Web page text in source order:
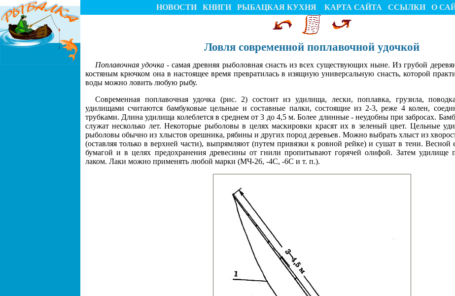
НОВОСТИ КНИГИ РЫБАЦКАЯ КУХНЯ КАРТА САЙТА ССЫЛКИ О
Ловля современной поплавочной удочкой
Поплавочная удочка - самая древняя рыболовная снасть из всех существующих ныне. Из грубой
костяным крючком она в настоящее время превратилась в изящную универсальную снасть, которой
воды можно ловить любую рыбу.
Современная поплавочная удочка (рис. 2) состоит из удилища, лески, поплавка, грузила,
удилищами считаются бамбуковые цельные и составные палки, состоящие из 2-3, реже 4 колен,
трубками. Длина удилища колеблется в среднем от 3 до 4,5 м. Более длинные - неудобны при забросах.
служат несколько лет. Некоторые рыболовы в целях маскировки красят их в зеленый цвет. Цельные
рыболовы обычно из хлыстов орешника, рябины и других пород деревьев. Можно выбрать хлыст из
(оставляя только в верхней части), выпрямляют (путем привязки к ровной рейке) и сушат в тени.
бумагой и в целях предохранения древесины от гнили пропитывают горячей олифой. Затем удилище
лаком. Лаки можно применять любой марки (МЧ-26, -4С, -6С и т. п.).